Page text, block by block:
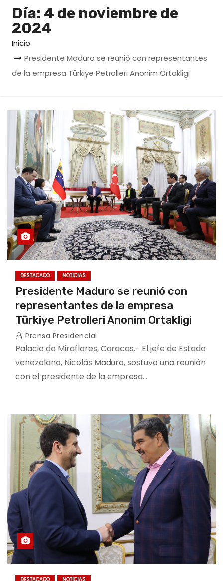
Día: 4 de noviembre de
2024
Inicio
Presidente Maduro se reunió con representantes
de la empresa Türkiye Petrolleri Anonim Ortakligi
DESTACADO NOTICIAS
Presidente Maduro se reunió con
representantes de la empresa
Türkiye Petrolleri Anonim Ortakligi
Prensa Presidencial
Palacio de Miraflores, Caracas.- El jefe de Estado
venezolano, Nicolás Maduro, sostuvo una reunión
con el presidente de la empresa…
DESTACADO NOTICIAS